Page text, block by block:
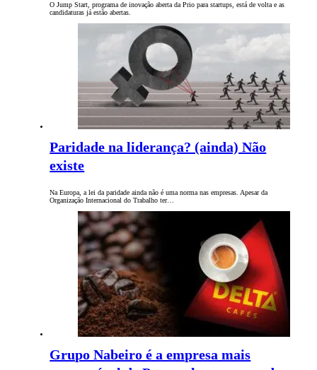
O Jump Start, programa de inovação aberta da Prio para startups, está de volta e as
candidaturas já estão abertas.
Paridade na liderança? (ainda) Não
existe
Na Europa, a lei da paridade ainda não é uma norma nas empresas. Apesar da
Organização Internacional do Trabalho ter…
Grupo Nabeiro é a empresa mais